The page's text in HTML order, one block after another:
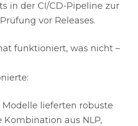
in der CI/CD-Pipeline zur
vor Releases.
funktioniert, was nicht –
lieferten robuste
Kombination aus NLP,